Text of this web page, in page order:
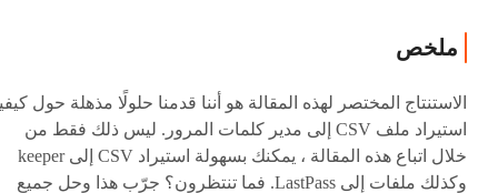
ملخص
الاستنتاج المختصر لهذه المقالة هو أننا قدمنا حلولًا مذهلة حول
استيراد ملف CSV إلى مدير كلمات المرور. ليس ذلك فقط من
خلال اتباع هذه المقالة ، يمكنك بسهولة استيراد CSV إلى keeper
وكذلك ملفات إلى LastPass. فما تنتظرون؟ جرّب هذا وحل جميع